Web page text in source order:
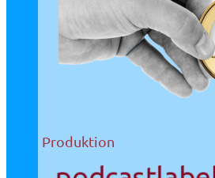
Produktion